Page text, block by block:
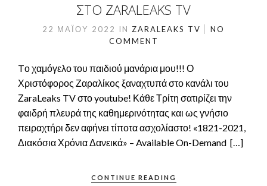
ΣΤΟ ZARALEAKS TV
22 ΜΑΪ́ΟΥ 2022 IN ZARALEAKS TV
NO
COMMENT
Tο χαμόγελο του παιδιού μανάρια μου!!! Ο
Χριστόφορος Ζαραλίκος ξαναχτυπά στο κανάλι του
ΖaraLeaks TV στο youtube! Κάθε Τρίτη σατιρίζει την
φαιδρή πλευρά της καθημερινότητας και ως γνήσιο
πειραχτήρι δεν αφήνει τίποτα ασχολίαστο! «1821-2021,
Διακόσια Χρόνια Δανεικά» – Available On-Demand […]
CONTINUE READING